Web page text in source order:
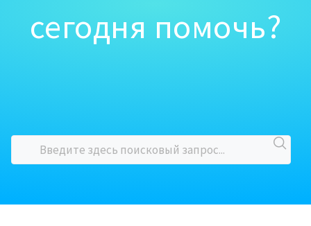
сегодня помочь?